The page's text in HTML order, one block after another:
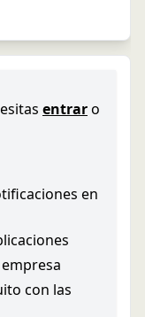
entraro
en
con las